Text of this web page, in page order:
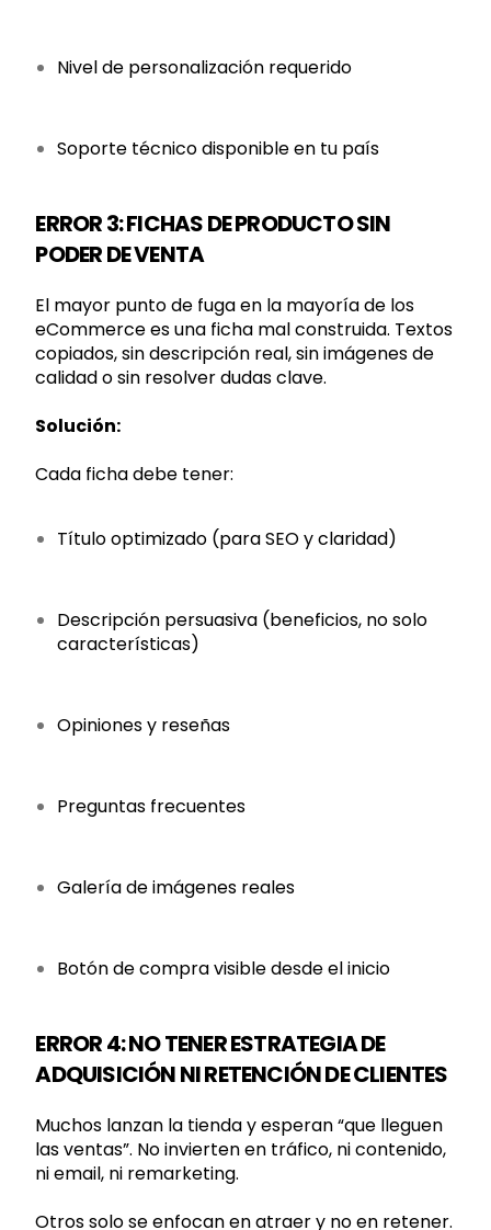
Nivel de personalización requerido
Soporte técnico disponible en tu país
ERROR 3: FICHAS DE PRODUCTO SIN
PODER DE VENTA
El mayor punto de fuga en la mayoría de los
eCommerce es una ficha mal construida. Textos
copiados, sin descripción real, sin imágenes de
calidad o sin resolver dudas clave.
Solución:
Cada ficha debe tener:
Título optimizado (para SEO y claridad)
Descripción persuasiva (beneficios, no solo
características)
Opiniones y reseñas
Preguntas frecuentes
Galería de imágenes reales
Botón de compra visible desde el inicio
ERROR 4: NO TENER ESTRATEGIA DE
ADQUISICIÓN NI RETENCIÓN DE CLIENTES
Muchos lanzan la tienda y esperan “que lleguen
las ventas”. No invierten en tráfico, ni contenido,
ni email, ni remarketing.
Otros solo se enfocan en atraer y no en retener.